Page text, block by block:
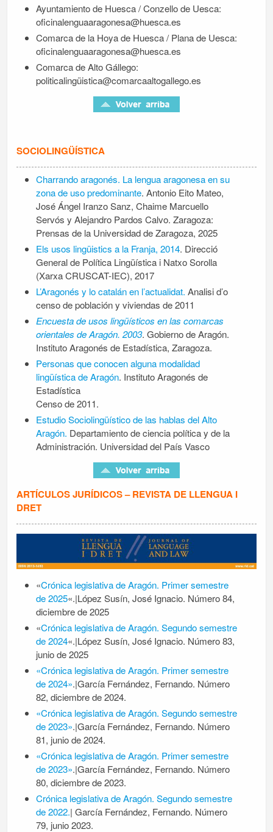
Ayuntamiento de Huesca / Conzello de Uesca:
oficinalenguaaragonesa@huesca.es
Comarca de la Hoya de Huesca / Plana de Uesca:
oficinalenguaaragonesa@huesca.es
Comarca de Alto Gállego:
politicalingüistica@comarcaaltogallego.es
SOCIOLINGÜÍSTICA
Charrando aragonés. La lengua aragonesa en su
zona de uso predominante. Antonio Eito Mateo,
José Ángel Iranzo Sanz, Chaime Marcuello
Servós y Alejandro Pardos Calvo. Zaragoza:
Prensas de la Universidad de Zaragoza, 2025
Els usos lingüistics a la Franja, 2014. Direcció
General de Política Lingüística i Natxo Sorolla
(Xarxa CRUSCAT-IEC), 2017
L’Aragonés y lo catalán en l’actualidat. Analisi d’o
censo de población y viviendas de 2011
Encuesta de usos lingüísticos en las comarcas
orientales de Aragón. 2003. Gobierno de Aragón.
Instituto Aragonés de Estadística, Zaragoza.
Personas que conocen alguna modalidad
lingüística de Aragón. Instituto Aragonés de
Estadística
Censo de 2011.
Estudio Sociolingüístico de las hablas del Alto
Aragón. Departamiento de ciencia política y de la
Administración. Universidad del País Vasco
ARTÍCULOS JURÍDICOS – REVISTA DE LLENGUA I
DRET
«Crónica legislativa de Aragón. Primer semestre
de 2025«.|López Susín, José Ignacio. Número 84,
diciembre de 2025
«Crónica legislativa de Aragón. Segundo semestre
de 2024«.|López Susín, José Ignacio. Número 83,
junio de 2025
«Crónica legislativa de Aragón. Primer semestre
de 2024».|García Fernández, Fernando. Número
82, diciembre de 2024.
«Crónica legislativa de Aragón. Segundo semestre
de 2023».|García Fernández, Fernando. Número
81, junio de 2024.
«Crónica legislativa de Aragón. Primer semestre
de 2023».|García Fernández, Fernando. Número
80, diciembre de 2023.
Crónica legislativa de Aragón. Segundo semestre
de 2022.| García Fernández, Fernando. Número
79, junio 2023.